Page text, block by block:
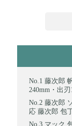
藤次郎
240mm・出
藤次郎
応 藤次郎 包
マック